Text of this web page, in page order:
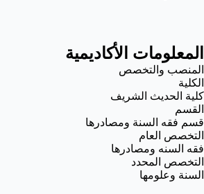
المعلومات الأكاديمية
المنصب والتخصص
الكلية
كلية الحديث الشريف
القسم
قسم فقه السنة ومصادرها
التخصص العام
فقه السنه ومصادرها
التخصص المحدد
السنة وعلومها